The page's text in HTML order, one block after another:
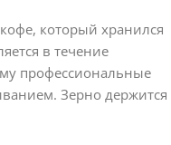
который хранился
в течение
профессиональные
Зерно держится